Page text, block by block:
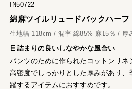
IN50722
綿麻ツイルリュードバックハーフ
生地幅 118cm / 混率 綿85% 麻15％ / 厚
目詰まりの良いしなやかな風合い
パンツのために作られたコットンリネ
高密度でしっかりとした厚みがあり、
躍するアイテムにおすすめです。